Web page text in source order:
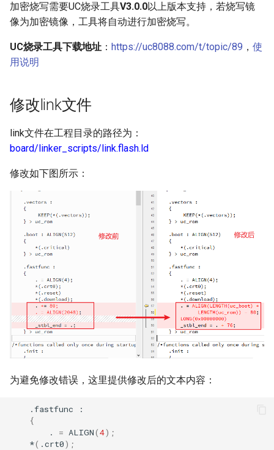
n
g
s
c
PMU
外设控制器
TIMER
UART
GSA信息
配置命令
查询命令
使能命令
屏蔽命令
用户手册
开发手册
UCM608H
WIOTA ASYNC RTC唤醒
WIOTA ASYNC 指定终端上报
数据
WDT
UART
WDT
UART
③ 明文烧写
④明文烧写
明文/密文烧写控制寄存器
加密烧写需要UC烧录工具V3.0.0以上版本支持，若烧写镜
像为加密镜像，工具将自动进行加密烧写。
UC烧录工具下载地址 ： https://uc8088.com/t/topic/89 ， 使
用说明
修改link文件
link文件在工程目录的路径为：
board/linker_scripts/link.flash.ld
修改如下图所示：
为避免修改错误，这里提供修改后的文本内容：
    .fastfunc :
{
        .
= ALIGN(4) ;
    *
( .crt0) ;